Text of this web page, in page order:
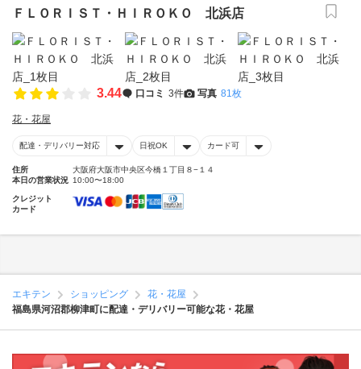
ＦＬＯＲＩＳＴ・ＨＩＲＯＫＯ 北浜店
3.44 口コミ 3件 写真 81枚
花・花屋
配達・デリバリー対応 日祝OK カード可
住所
大阪府大阪市中央区今橋１丁目８−１４
本日の営業状況 10:00〜18:00
クレジット
カード
エキテン ショッピング
花・花屋
福島県河沼郡柳津町に配達・デリバリー可能な花・花屋